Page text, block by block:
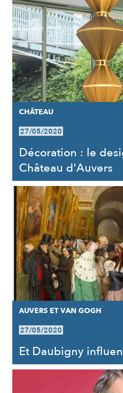
CHÂTEAU
27/05/2020
Décoration : le
Château d'Auvers
AUVERS ET VAN GOGH
27/05/2020
Et Daubigny